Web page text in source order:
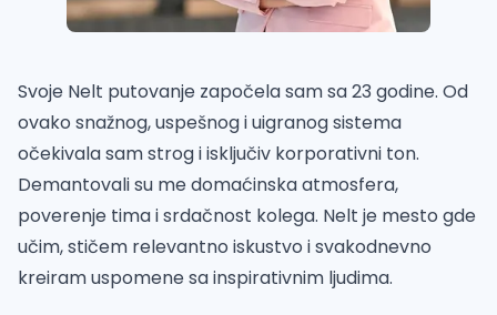
Svoje Nelt putovanje započela sam sa 23 godine. Od
ovako snažnog, uspešnog i uigranog sistema
očekivala sam strog i isključiv korporativni ton.
Demantovali su me domaćinska atmosfera,
poverenje tima i srdačnost kolega. Nelt je mesto gde
učim, stičem relevantno iskustvo i svakodnevno
kreiram uspomene sa inspirativnim ljudima.